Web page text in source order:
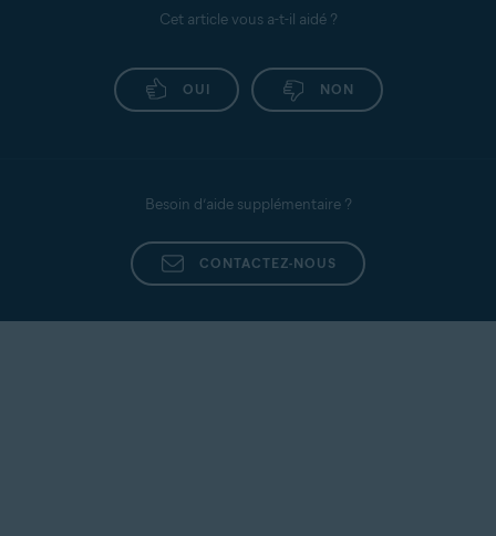
Cet article vous a-t-il aidé ?
OUI NON
Besoin d’aide supplémentaire ?
CONTACTEZ-NOUS